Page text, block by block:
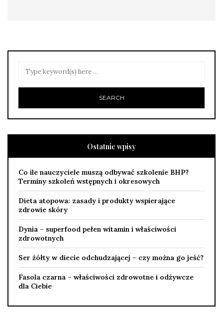
Ostatnie wpisy
Co ile nauczyciele muszą odbywać szkolenie BHP?
Terminy szkoleń wstępnych i okresowych
Dieta atopowa: zasady i produkty wspierające
zdrowie skóry
Dynia – superfood pełen witamin i właściwości
zdrowotnych
Ser żółty w diecie odchudzającej – czy można go jeść?
Fasola czarna – właściwości zdrowotne i odżywcze
dla Ciebie